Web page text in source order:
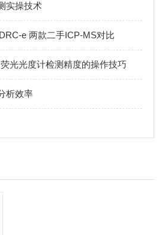
实操技术
e 两款二手ICP-MS对比
光光度计检测精度的操作技巧
析效率